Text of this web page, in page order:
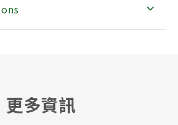
更多資訊